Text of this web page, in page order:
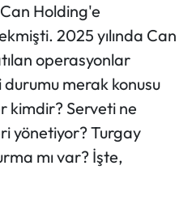
Holding'e
2025 yılında Can
operasyonlar
durumu merak konusu
kimdir? Serveti ne
yönetiyor? Turgay
mı var? İşte,